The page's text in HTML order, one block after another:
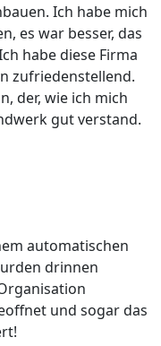
Ich habe mich
es war besser, das
habe diese Firma
zufriedenstellend.
der, wie ich mich
gut verstand.
automatischen
drinnen
und sogar das